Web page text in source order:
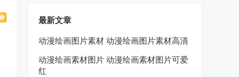
最新文章
动漫绘画图片素材 动漫绘画图片素材高清
动漫绘画素材图片 动漫绘画素材图片可爱
红